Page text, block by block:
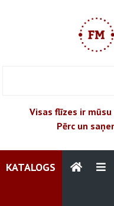
Visas flīzes ir
Pērc un
KATALOGS